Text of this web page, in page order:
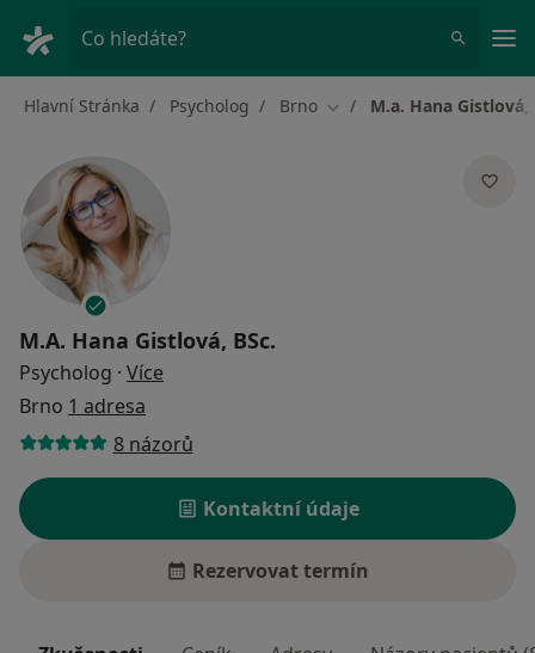
Co hledáte?
Hlavní Stránka Psycholog Brno Změna města
M.a. Hana Gistlová,
M.A. Hana Gistlová, BSc.
Psycholog · Více
Brno 1 adresa
8 názorů
Kontaktní údaje
Rezervovat termín